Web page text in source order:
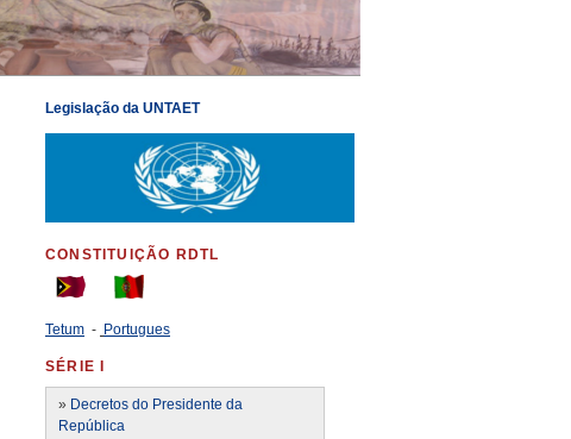
Legislação da UNTAET
CONSTITUIÇÃO RDTL
Tetum - Portugues
SÉRIE I
» Decretos do Presidente da
República